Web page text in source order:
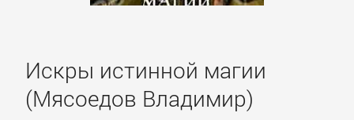
Искры истинной магии
(Мясоедов Владимир)
КОМПЬЮТЕРНАЯ
Базы